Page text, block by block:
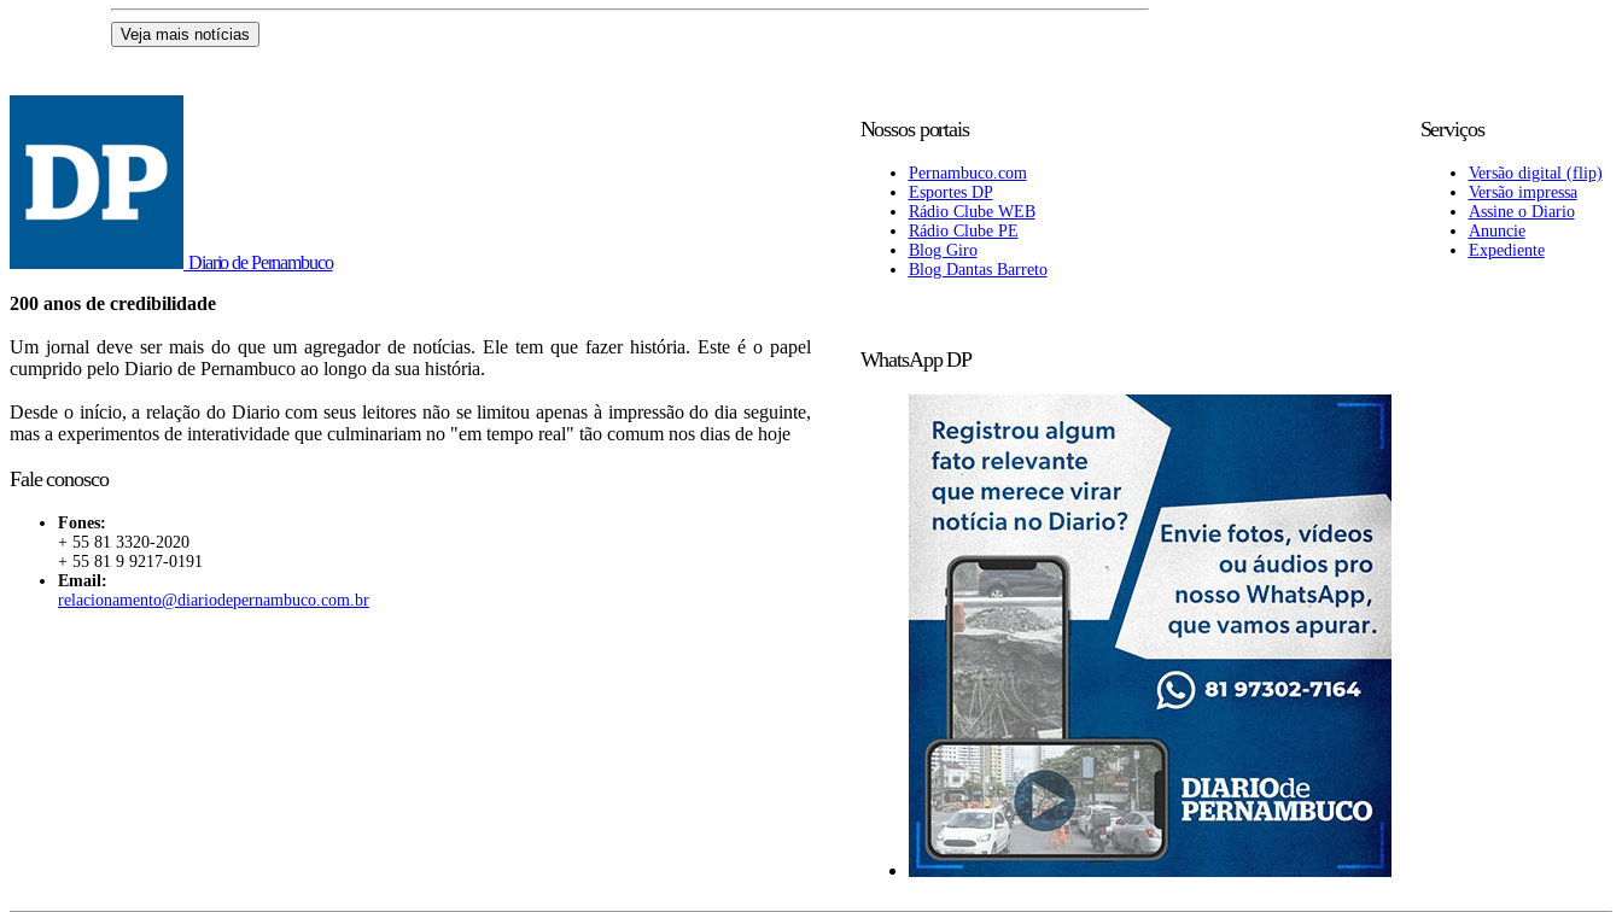
Veja mais notícias
Diario de Pernambuco
200 anos de credibilidade
Um jornal deve ser mais do que um agregador de notícias. Ele tem que fazer história. Este é o papel
cumprido pelo Diario de Pernambuco ao longo da sua história.
Desde o início, a relação do Diario com seus leitores não se limitou apenas à impressão do dia seguinte,
mas a experimentos de interatividade que culminariam no "em tempo real" tão comum nos dias de hoje
Fale conosco
Fones:
+ 55 81 3320-2020
+ 55 81 9 9217-0191
Email:
relacionamento@diariodepernambuco.com.br
Nossos portais
Pernambuco.com
Esportes DP
Rádio Clube WEB
Rádio Clube PE
Blog Giro
Blog Dantas Barreto
Serviços
Versão digital (flip)
Versão impressa
Assine o Diario
Anuncie
Expediente
WhatsApp DP